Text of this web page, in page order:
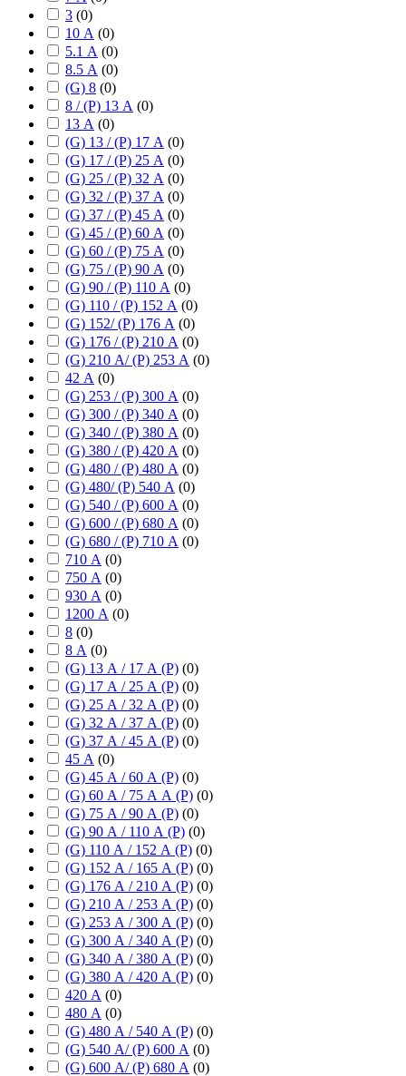
3 (0)
10 А (0)
5.1 А (0)
8.5 А (0)
(G) 8 (0)
8 / (P) 13 А (0)
13 А (0)
(G) 13 / (P) 17 А (0)
(G) 17 / (P) 25 А (0)
(G) 25 / (P) 32 А (0)
(G) 32 / (P) 37 А (0)
(G) 37 / (P) 45 А (0)
(G) 45 / (P) 60 А (0)
(G) 60 / (P) 75 А (0)
(G) 75 / (P) 90 А (0)
(G) 90 / (P) 110 А (0)
(G) 110 / (P) 152 А (0)
(G) 152/ (P) 176 А (0)
(G) 176 / (P) 210 А (0)
(G) 210 А/ (P) 253 А (0)
42 А (0)
(G) 253 / (P) 300 А (0)
(G) 300 / (P) 340 А (0)
(G) 340 / (P) 380 А (0)
(G) 380 / (P) 420 А (0)
(G) 480 / (P) 480 А (0)
(G) 480/ (P) 540 А (0)
(G) 540 / (P) 600 А (0)
(G) 600 / (P) 680 А (0)
(G) 680 / (P) 710 А (0)
710 А (0)
750 А (0)
930 А (0)
1200 А (0)
8 (0)
8 А (0)
(G) 13 А / 17 А (P) (0)
(G) 17 А / 25 А (P) (0)
(G) 25 А / 32 А (P) (0)
(G) 32 А / 37 А (P) (0)
(G) 37 А / 45 А (P) (0)
45 А (0)
(G) 45 А / 60 А (P) (0)
(G) 60 А / 75 А А (P) (0)
(G) 75 А / 90 А (P) (0)
(G) 90 А / 110 А (P) (0)
(G) 110 А / 152 А (P) (0)
(G) 152 А / 165 А (P) (0)
(G) 176 А / 210 А (P) (0)
(G) 210 А / 253 А (P) (0)
(G) 253 А / 300 А (P) (0)
(G) 300 А / 340 А (P) (0)
(G) 340 А / 380 А (P) (0)
(G) 380 А / 420 А (P) (0)
420 А (0)
480 А (0)
(G) 480 А / 540 А (P) (0)
(G) 540 А/ (P) 600 А (0)
(G) 600 А/ (P) 680 А (0)